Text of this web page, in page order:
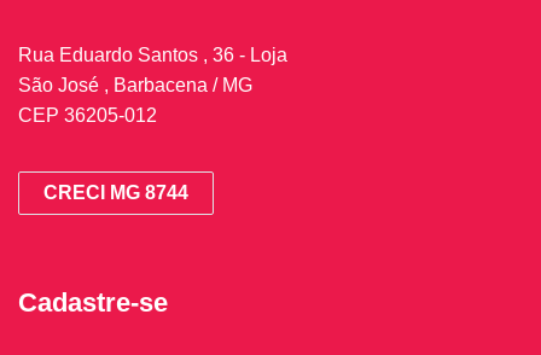
Rua Eduardo Santos , 36 - Loja
São José , Barbacena / MG
CEP 36205-012
CRECI MG 8744
Cadastre-se